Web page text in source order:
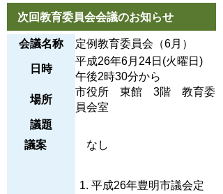
次回教育委員会会議のお知らせ
会議名称 定例教育委員会（6月）
日時
平成26年6月24日(火曜日)
午後2時30分から
場所
市役所 東館 3階 教育委
員会室
議題
議案
なし
平成26年豊明市議会定